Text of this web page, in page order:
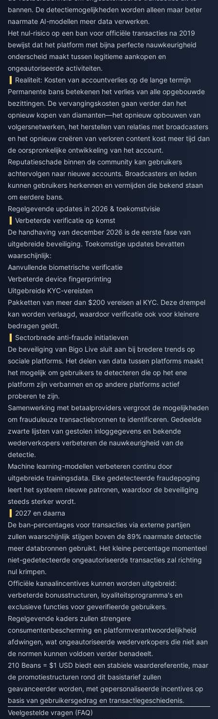
bannen. De detectiemogelijkheden worden alleen maar beter
naarmate AI-modellen meer data verwerken.
Het nul-risico op een ban voor officiële transacties na 2019
bewijst dat het platform met bijna perfecte nauwkeurigheid
onderscheid maakt tussen legitieme aankopen en
ongeautoriseerde activiteiten.
Realiteit: Kosten van accountverlies op de lange termijn
Permanente bans betekenen het verlies van alle opgebouwde
bezittingen. De vervangingskosten gaan verder dan het
opnieuw kopen van diamanten—het opnieuw opbouwen van
volgersnetwerken, het herstellen van relaties met broadcasters
en het opnieuw creëren van verloren content kost meer tijd dan
de oorspronkelijke ontwikkeling van het account.
Reputatieschade binnen de community kan gebruikers
achtervolgen naar nieuwe accounts. Broadcasters en leden
kunnen gebruikers herkennen en vermijden die bekend staan
om eerdere bans.
Regelgevende updates in 2026 & toekomstvisie
Verbeterde verificatie op komst
De handhaving van december 2026 is de eerste fase van
uitgebreide beveiliging. Toekomstige updates bevatten
waarschijnlijk:
Aanvullende biometrische verificatie
Verbeterde device fingerprinting
Uitgebreide KYC-vereisten
Pakketten van meer dan $200 vereisen al KYC. Deze drempel
kan worden verlaagd, waardoor verificatie ook voor kleinere
bedragen geldt.
Sectorbrede anti-fraude initiatieven
De beveiliging van Bigo Live sluit aan bij bredere trends op
sociale platforms. Het delen van data tussen platforms maakt
het mogelijk om gebruikers te detecteren die op het ene
platform zijn verbannen en op andere platforms actief
proberen te zijn.
Samenwerking met betaalproviders vergroot de mogelijkheden
om frauduleuze transactiebronnen te identificeren. Gedeelde
zwarte lijsten van gestolen inloggegevens en bekende
wederverkopers verbeteren de nauwkeurigheid van de
detectie.
Machine learning-modellen verbeteren continu door
uitgebreide trainingsdata. Elke gedetecteerde fraudepoging
leert het systeem nieuwe patronen, waardoor de beveiliging
steeds sterker wordt.
2027 en daarna
De ban-percentages voor transacties via externe partijen
zullen waarschijnlijk stijgen boven de 89% naarmate detectie
meer databronnen gebruikt. Het kleine percentage momenteel
niet-gedetecteerde ongeautoriseerde transacties zal richting
nul krimpen.
Officiële kanaalincentives kunnen worden uitgebreid:
verbeterde bonusstructuren, loyaliteitsprogramma's en
exclusieve functies voor geverifieerde gebruikers.
Regelgevende kaders zullen strengere
consumentenbescherming en platformverantwoordelijkheid
afdwingen, wat ongeautoriseerde wederverkopers die niet aan
de normen kunnen voldoen verder benadeelt.
210 Beans = $1 USD biedt een stabiele waardereferentie, maar
de promotiestructuren rond dit basistarief zullen
geavanceerder worden, met gepersonaliseerde incentives op
basis van gebruikersgedrag en transactiegeschiedenis.
Veelgestelde vragen (FAQ)